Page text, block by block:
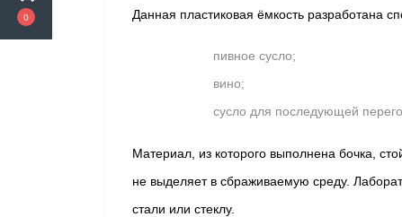
0 Данная пластиковая ёмкость разработана
пивное сусло;
вино;
сусло для последующей
Материал, из которого выполнена бочка,
не выделяет в сбраживаемую среду.
стали или стеклу.